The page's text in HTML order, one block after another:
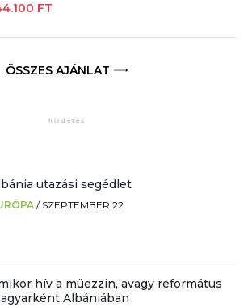
FT
ÖSSZES AJÁNLAT
utazási segédlet
/ SZEPTEMBER 22.
hív a müezzin, avagy református
Albániában